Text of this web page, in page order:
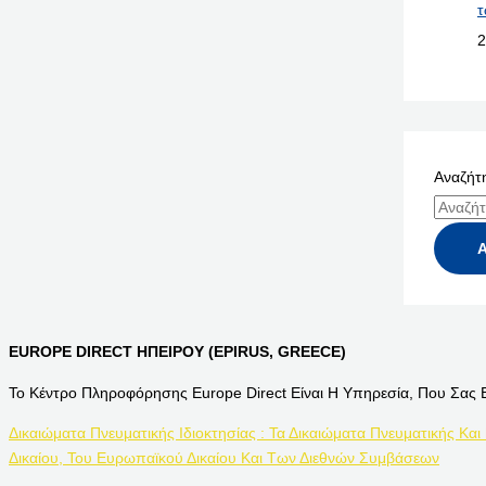
EUROPE DIRECT ΗΠΕΙΡΟΥ (EPIRUS, GREECE)
Το Κέντρο Πληροφόρησης Europe Direct Είναι Η Υπηρεσία, Που Σας
Δικαιώματα Πνευματικής Ιδιοκτησίας : Τα Δικαιώματα Πνευματικής
Δικαίου, Του Ευρωπαϊκού Δικαίου Και Των Διεθνών Συμβάσεων